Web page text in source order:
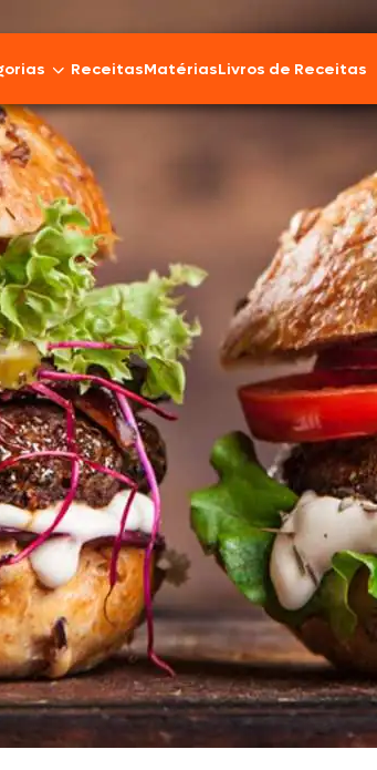
Suínas
e Embutidos
e Frutos do Mar
Vegetal
Bolos e Sobremesas
e Massas
ReceitasMatériasLivros de Receitas